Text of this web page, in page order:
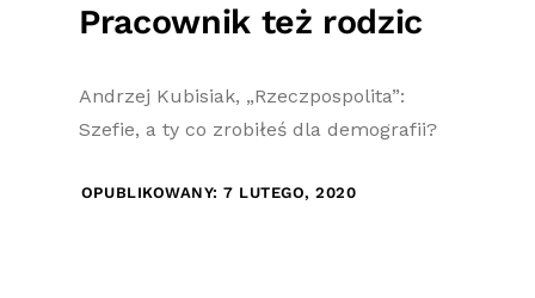
Pracownik też rodzic
Andrzej Kubisiak, „Rzeczpospolita”:
Szefie, a ty co zrobiłeś dla demografii?
OPUBLIKOWANY: 7 LUTEGO, 2020